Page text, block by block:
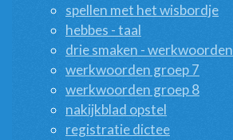
spellen met het wisbordje
hebbes - taal
drie smaken - werkwoorden
werkwoorden groep 7
werkwoorden groep 8
nakijkblad opstel
registratie dictee